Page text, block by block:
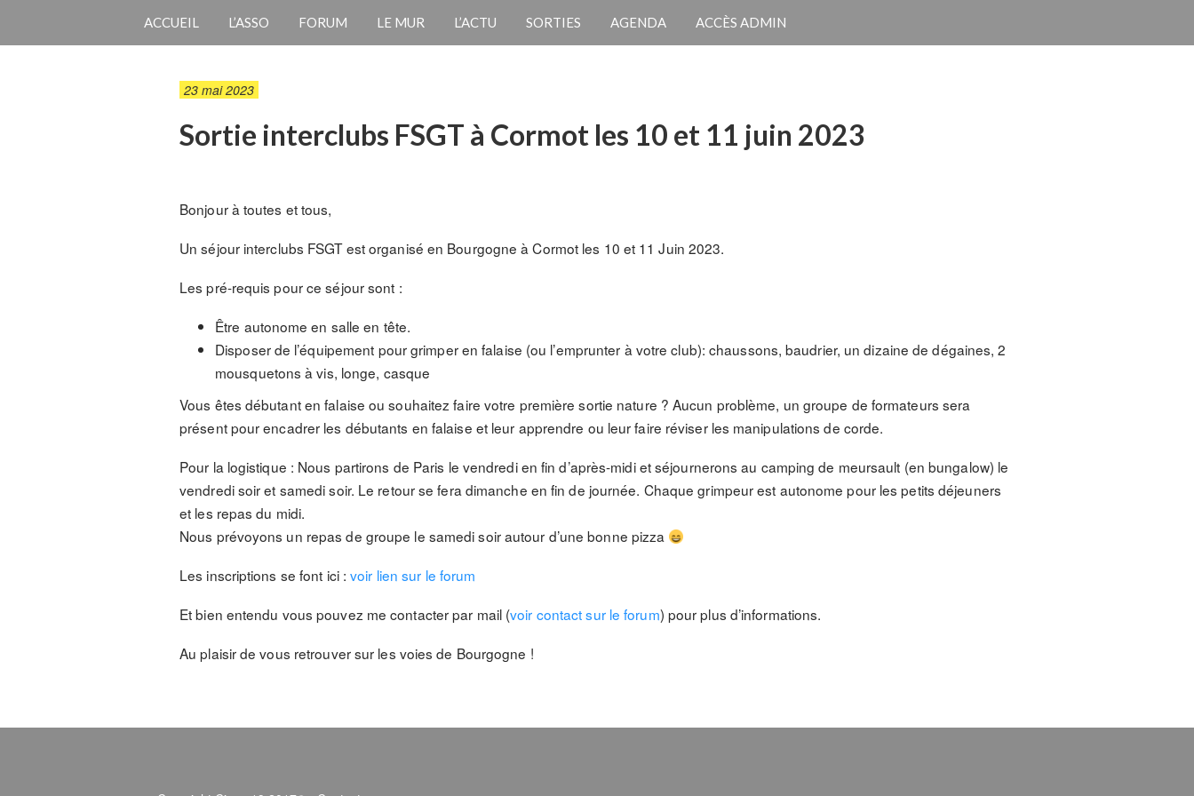
ACCUEIL L’ASSO FORUM LE MUR L’ACTU SORTIES AGENDA ACCÈS ADMIN
23 mai 2023
Sortie interclubs FSGT à Cormot les 10 et 11 juin 2023
Bonjour à toutes et tous,
Un séjour interclubs FSGT est organisé en Bourgogne à Cormot les 10 et 11 Juin 2023.
Les pré-requis pour ce séjour sont :
Être autonome en salle en tête.
Disposer de l’équipement pour grimper en falaise (ou l’emprunter à votre club): chaussons, baudrier, un dizaine de dégaines, 2
mousquetons à vis, longe, casque
Vous êtes débutant en falaise ou souhaitez faire votre première sortie nature ? Aucun problème, un groupe de formateurs sera
présent pour encadrer les débutants en falaise et leur apprendre ou leur faire réviser les manipulations de corde.
Pour la logistique : Nous partirons de Paris le vendredi en fin d’après-midi et séjournerons au camping de meursault (en bungalow) le
vendredi soir et samedi soir. Le retour se fera dimanche en fin de journée. Chaque grimpeur est autonome pour les petits déjeuners
et les repas du midi.
Nous prévoyons un repas de groupe le samedi soir autour d’une bonne pizza
Les inscriptions se font ici :voir lien sur le forum
Et bien entendu vous pouvez me contacter par mail (voir contact sur le forum) pour plus d’informations.
Au plaisir de vous retrouver sur les voies de Bourgogne !